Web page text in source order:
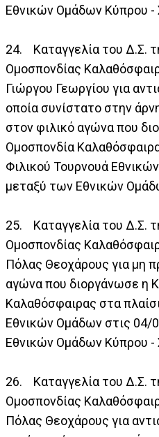
Εθνικών Ομάδων Κύπρου -
24. Καταγγελία του Δ.Σ.
Ομοσπονδίας
Γιώργου Γεωργίου για
οποία συνίστατο στην
στον φιλικό αγώνα που
Ομοσπονδία
Φιλικού Τουρνουά
μεταξύ των Εθνικών
25. Καταγγελία του Δ.Σ.
Ομοσπονδίας
Πόλας Θεοχάρους για μη
αγώνα που διοργάνωσε η
Καλαθόσφαιρας στα
Εθνικών Ομάδων στις 04/
Εθνικών Ομάδων Κύπρου -
26. Καταγγελία του Δ.Σ.
Ομοσπονδίας
Πόλας Θεοχάρους για